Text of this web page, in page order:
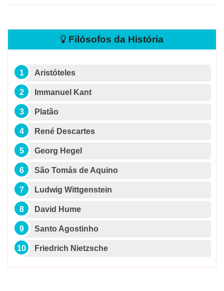
Filósofos da História
Aristóteles
Immanuel Kant
Platão
René Descartes
Georg Hegel
São Tomás de Aquino
Ludwig Wittgenstein
David Hume
Santo Agostinho
Friedrich Nietzsche